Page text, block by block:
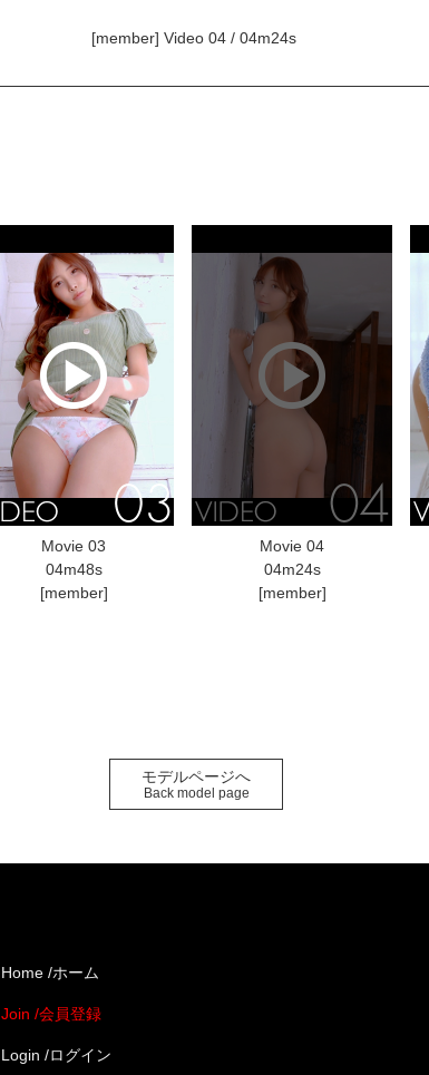
[member] Video 04 / 04m24s
Movie 03
04m48s
[member]
Movie 04
04m24s
[member]
モデルページへ
Back model page
Home /ホーム
Join /会員登録
Login /ログイン